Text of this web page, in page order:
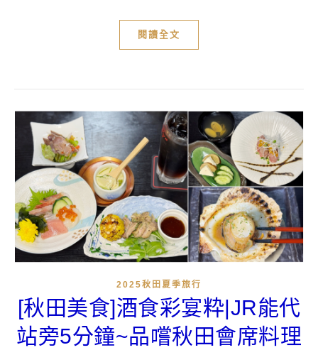
閱讀全文
2025秋田夏季旅行
[秋田美食]酒食彩宴粋|JR能代
站旁5分鐘~品嚐秋田會席料理